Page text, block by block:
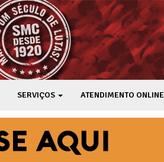
SERVIÇOS ATENDIMENTO ONLINE